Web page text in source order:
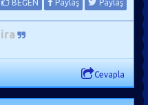
BEĞEN Paylaş Paylaş
Cevapla